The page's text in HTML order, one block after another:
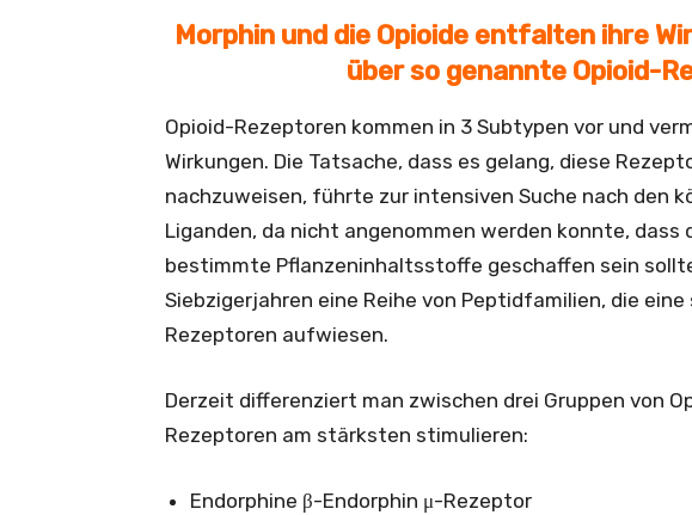
Morphin und die Opioide entfalten ihre
über so genannte Opioid-
Opioid-Rezeptoren kommen in 3 Subtypen vor und
Wirkungen. Die Tatsache, dass es gelang, diese
nachzuweisen, führte zur intensiven Suche nach den
Liganden, da nicht angenommen werden konnte,
bestimmte Pflanzeninhaltsstoffe geschaffen sein
Siebzigerjahren eine Reihe von Peptidfamilien, die
Rezeptoren aufwiesen.
Derzeit differenziert man zwischen drei Gruppen von
Rezeptoren am stärksten stimulieren:
Endorphine β-Endorphin μ-Rezeptor